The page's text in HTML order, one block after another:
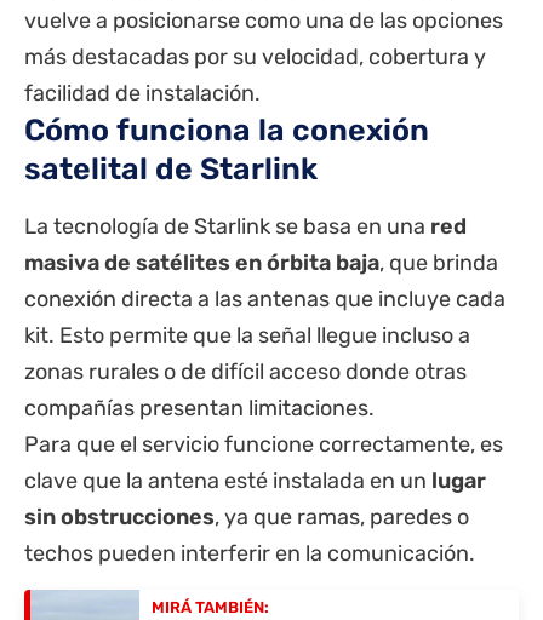
vuelve a posicionarse como una de las opciones
más destacadas por su velocidad, cobertura y
facilidad de instalación.
Cómo funciona la conexión
satelital de Starlink
La tecnología de Starlink se basa en una red
masiva de satélites en órbita baja, que brinda
conexión directa a las antenas que incluye cada
kit. Esto permite que la señal llegue incluso a
zonas rurales o de difícil acceso donde otras
compañías presentan limitaciones.
Para que el servicio funcione correctamente, es
clave que la antena esté instalada en un lugar
sin obstrucciones, ya que ramas, paredes o
techos pueden interferir en la comunicación.
MIRÁ TAMBIÉN: